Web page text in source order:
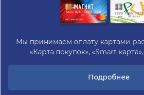
Мы принимаем оплату картами
«Карта покупок», «Smart
Подробнее